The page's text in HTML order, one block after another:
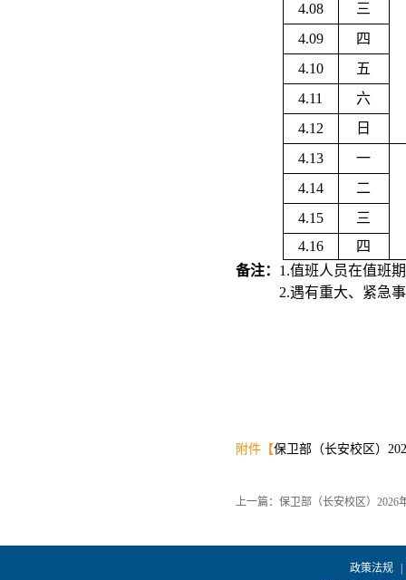
4.08
三
4.09
四
4.10
五
4.11
六
4.12
日
4.13
一
4.14
二
4.15
三
4.16
四
备注： 1.值班人员在值班
2.遇有重大、紧急
附件【保卫部（长安校区）
上一篇：保卫部（长安校区）2026
政策法规